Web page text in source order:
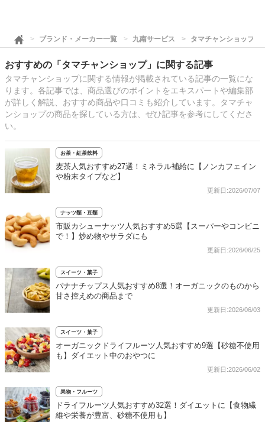
ブランド・メーカー一覧 九南サービス タマチャンショップ
おすすめの「タマチャンショップ」に関する記事
タマチャンショップに関する情報が掲載されている記事の一覧にな
ります。各記事では、商品選びのポイントをエキスパートや編集部
が詳しく解説、おすすめ商品や口コミも紹介しています。タマチャ
ンショップの商品を探している方は、ぜひ記事を参考にしてくださ
い。
お茶・紅茶飲料
麦茶人気おすすめ27選！ミネラル補給に【ノンカフェイン
や粉末タイプなど】
更新日:2026/07/07
ナッツ類・豆類
市販カシューナッツ人気おすすめ5選【スーパーやコンビニ
で！】炒め物やサラダにも
更新日:2026/06/25
スイーツ・菓子
バナナチップス人気おすすめ8選！オーガニックのものから
甘さ控えめの商品まで
更新日:2026/06/03
スイーツ・菓子
オーガニックドライフルーツ人気おすすめ9選【砂糖不使用
も】ダイエット中のおやつに
更新日:2026/06/02
果物・フルーツ
ドライフルーツ人気おすすめ32選！ダイエットに【食物繊
維や栄養が豊富、砂糖不使用も】